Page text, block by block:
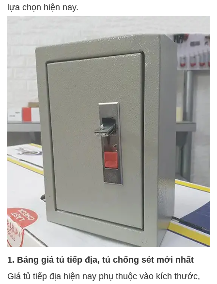
lựa chọn hiện nay.
1. Bảng giá tủ tiếp địa, tủ chống sét mới nhất
Giá tủ tiếp địa hiện nay phụ thuộc vào kích thước,